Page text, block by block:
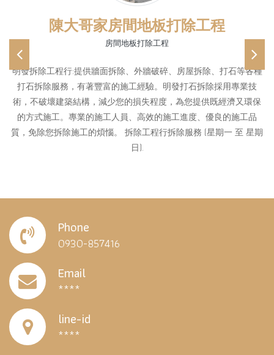
陳大哥家房間地板打除工程
房間地板打除工程
明發拆除工程行:提供牆面拆除、外牆破碎、房屋拆除、打石等各種
打石拆除服務，有著豐富的施工經驗。明發打石拆除採用專業技
術，不破壞建築結構，減少您的損失程度，為您提供既經濟又環保
的方式施工。專業的施工人員、高效的施工進度、優良的施工品
質，免除您拆除施工的煩惱。 拆除工程行拆除服務 (星期一 至 星期
日).
Previous
Phone
0930-857416
Email
****
line-id
****